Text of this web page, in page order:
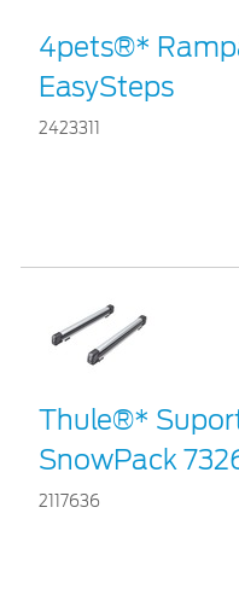
4pets®*
EasySteps
2423311
Thule®*
SnowPack
2117636